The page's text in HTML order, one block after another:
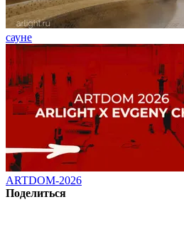
сауне
ARTDOM-2026
Поделиться